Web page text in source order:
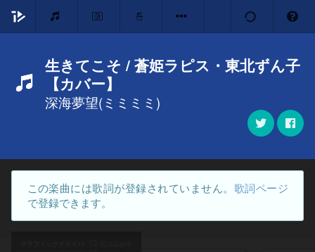
生きてこそ / 蒼姫ラピス・東北ずん子
【カバー】
深海夢望(ミミミミ)
この楽曲には歌詞が登録されていません。 歌詞ページ
で登録できます。